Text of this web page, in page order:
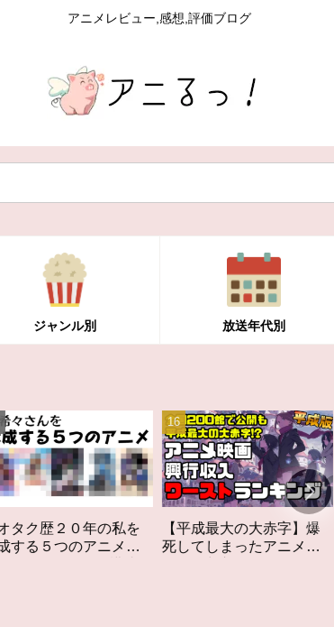
アニメレビュー,感想,評価ブログ
ジャンル別 放送年代別
【平成最大の大赤字】爆
死してしまったアニメ映
作家性の搾りかす「果て
しなきスカーレット」レ